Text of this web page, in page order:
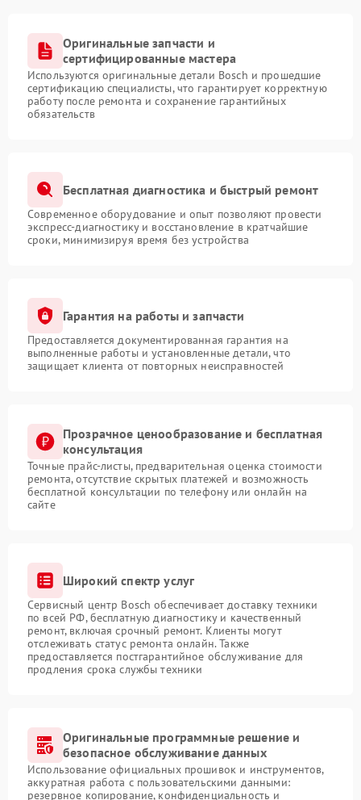
Оригинальные запчасти и
сертифицированные мастера
Используются оригинальные детали Bosch и прошедшие
сертификацию специалисты, что гарантирует корректную
работу после ремонта и сохранение гарантийных
обязательств
Бесплатная диагностика и быстрый ремонт
Современное оборудование и опыт позволяют провести
экспресс-диагностику и восстановление в кратчайшие
сроки, минимизируя время без устройства
Гарантия на работы и запчасти
Предоставляется документированная гарантия на
выполненные работы и установленные детали, что
защищает клиента от повторных неисправностей
Прозрачное ценообразование и бесплатная
консультация
Точные прайс-листы, предварительная оценка стоимости
ремонта, отсутствие скрытых платежей и возможность
бесплатной консультации по телефону или онлайн на
сайте
Широкий спектр услуг
Сервисный центр Bosch обеспечивает доставку техники
по всей РФ, бесплатную диагностику и качественный
ремонт, включая срочный ремонт. Клиенты могут
отслеживать статус ремонта онлайн. Также
предоставляется постгарантийное обслуживание для
продления срока службы техники
Оригинальные программные решение и
безопасное обслуживание данных
Использование официальных прошивок и инструментов,
аккуратная работа с пользовательскими данными:
резервное копирование, конфиденциальность и